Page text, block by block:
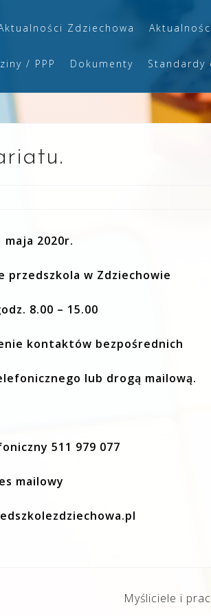
Zdziechowa
/ PPP Dokumenty Standardy
maja 2020r.
w Zdziechowie
8.00 – 15.00
kontaktów bezpośrednich
lub drogą mailową.
511 979 077
mailowy
Myśliciele i